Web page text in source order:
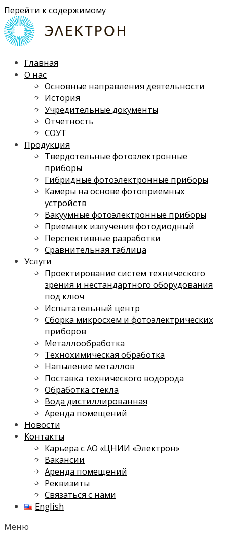
Перейти к содержимому
Главная
О нас
Основные направления деятельности
История
Учредительные документы
Отчетность
СОУТ
Продукция
Твердотельные фотоэлектронные
приборы
Гибридные фотоэлектронные приборы
Камеры на основе фотоприемных
устройств
Вакуумные фотоэлектронные приборы
Приемник излучения фотодиодный
Перспективные разработки
Сравнительная таблица
Услуги
Проектирование систем технического
зрения и нестандартного оборудования
под ключ
Испытательный центр
Сборка микросхем и фотоэлектрических
приборов
Металлообработка
Технохимическая обработка
Напыление металлов
Поставка технического водорода
Обработка стекла
Вода дистиллированная
Аренда помещений
Новости
Контакты
Карьера с АО «ЦНИИ «Электрон»
Вакансии
Аренда помещений
Реквизиты
Связаться с нами
English
Меню